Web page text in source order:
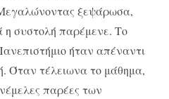
ξεψάρωσα,
η συστολή παρέμενε. Το
ήταν απέναντι
Όταν τέλειωνα το μάθημα,
παρέες των